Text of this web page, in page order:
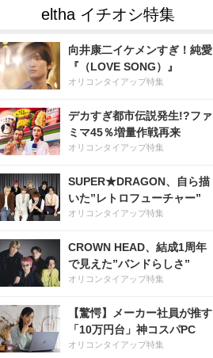
向井康二イケメンすぎ！純愛
『（LOVE SONG）』
オリコンタイアップ特集
デカすぎ都市伝説発生!?ファ
ミマ45％増量作戦再来
オリコンタイアップ特集
SUPER★DRAGON、自ら描
いた”レトロフューチャー”
オリコンタイアップ特集
CROWN HEAD、結成1周年
で見えた”バンドらしさ”
オリコンタイアップ特集
【驚愕】メーカー社員が推す
「10万円台」神コスパPC
オリコンタイアップ特集